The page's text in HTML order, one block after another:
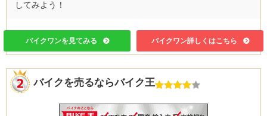
してみよう！
バイクワンを見てみる バイクワン詳しくはこちら
バイクを売るならバイク王